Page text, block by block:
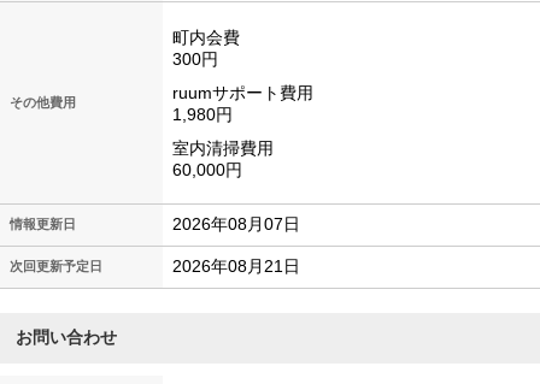
その他費用
町内会費
300円
ruumサポート費用
1,980円
室内清掃費用
60,000円
情報更新日 2026年08月07日
次回更新予定日 2026年08月21日
お問い合わせ